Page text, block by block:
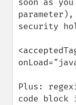
soon as
security
Plus:
code